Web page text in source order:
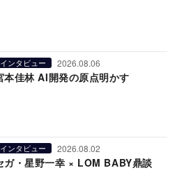
インタビュー 2026.08.06
本佳林 AI開発の原点明かす
インタビュー 2026.08.02
ガ・星野一幸 × LOM BABY鼎談